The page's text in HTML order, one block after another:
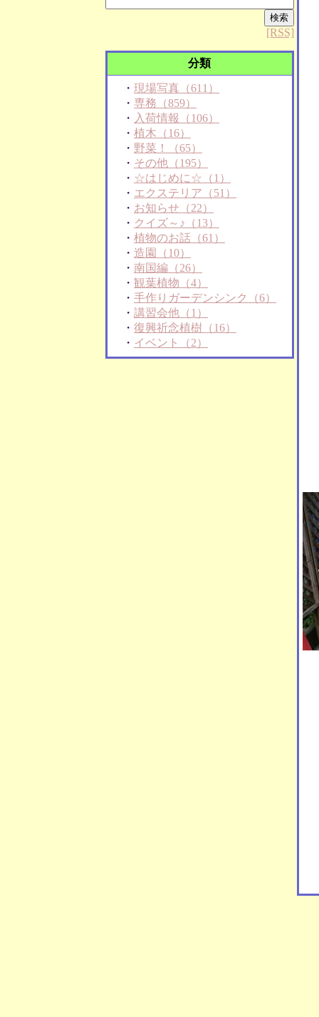
[RSS]
分類
・ 現場写真（611）
・ 専務（859）
・ 入荷情報（106）
・ 植木（16）
・ 野菜！（65）
・ その他（195）
・ ☆はじめに☆（1）
・ エクステリア（51）
・ お知らせ（22）
・ クイズ～♪（13）
・ 植物のお話（61）
・ 造園（10）
・ 南国編（26）
・ 観葉植物（4）
・ 手作りガーデンシンク（6）
・ 講習会他（1）
・ 復興祈念植樹（16）
・ イベント（2）